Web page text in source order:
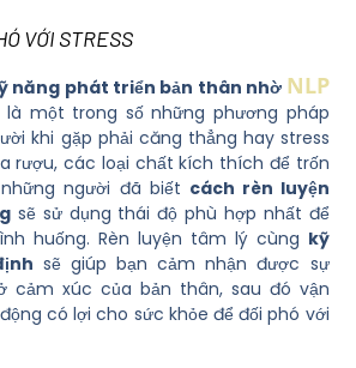
VỚI STRESS
năng phát triển bản thân nhờ NLP
là một trong số những phương pháp
khi gặp phải căng thẳng hay stress
rượu, các loại chất kích thích để trốn
người đã biết cách rèn luyện
sẽ sử dụng thái độ phù hợp nhất để
huống. Rèn luyện tâm lý cùng kỹ
sẽ giúp bạn cảm nhận được sự
cảm xúc của bản thân, sau đó vận
có lợi cho sức khỏe để đối phó với